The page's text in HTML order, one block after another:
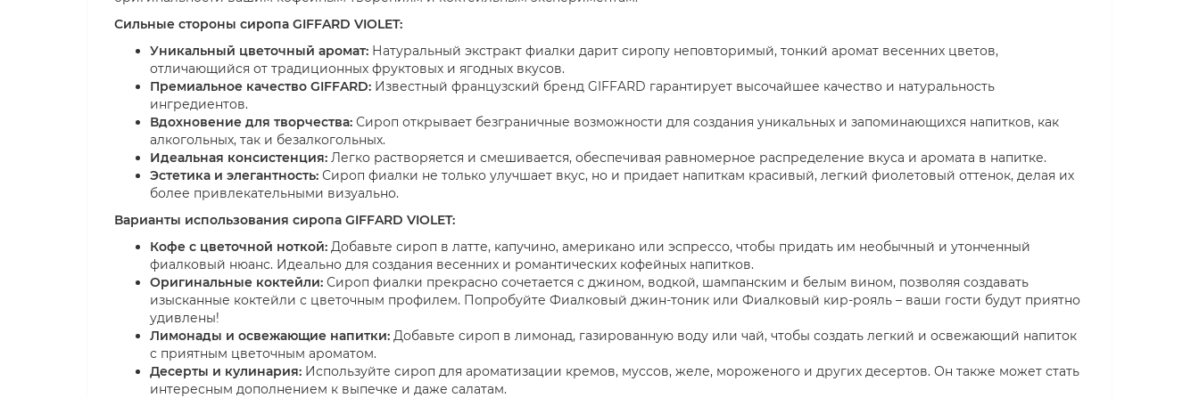
Сильные стороны сиропа GIFFARD VIOLET:
Уникальный цветочный аромат: Натуральный экстракт фиалки дарит сиропу неповторимый, тонкий аромат весенних цветов,
отличающийся от традиционных фруктовых и ягодных вкусов.
Премиальное качество GIFFARD: Известный французский бренд GIFFARD гарантирует высочайшее качество и натуральность
ингредиентов.
Вдохновение для творчества: Сироп открывает безграничные возможности для создания уникальных и запоминающихся напитков, как
алкогольных, так и безалкогольных.
Идеальная консистенция: Легко растворяется и смешивается, обеспечивая равномерное распределение вкуса и аромата в напитке.
Эстетика и элегантность: Сироп фиалки не только улучшает вкус, но и придает напиткам красивый, легкий фиолетовый оттенок, делая их
более привлекательными визуально.
Варианты использования сиропа GIFFARD VIOLET:
Кофе с цветочной ноткой: Добавьте сироп в латте, капучино, американо или эспрессо, чтобы придать им необычный и утонченный
фиалковый нюанс. Идеально для создания весенних и романтических кофейных напитков.
Оригинальные коктейли: Сироп фиалки прекрасно сочетается с джином, водкой, шампанским и белым вином, позволяя создавать
изысканные коктейли с цветочным профилем. Попробуйте Фиалковый джин-тоник или Фиалковый кир-рояль – ваши гости будут приятно
удивлены!
Лимонады и освежающие напитки: Добавьте сироп в лимонад, газированную воду или чай, чтобы создать легкий и освежающий напиток
с приятным цветочным ароматом.
Десерты и кулинария: Используйте сироп для ароматизации кремов, муссов, желе, мороженого и других десертов. Он также может стать
интересным дополнением к выпечке и даже салатам.